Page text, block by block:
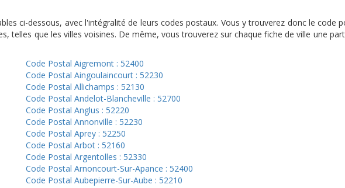
ci-dessous, avec l'intégralité de leurs codes postaux. Vous y trouverez donc le code
telles que les villes voisines. De même, vous trouverez sur chaque fiche de ville une
Code Postal Aigremont : 52400
Code Postal Aingoulaincourt : 52230
Code Postal Allichamps : 52130
Code Postal Andelot-Blancheville : 52700
Code Postal Anglus : 52220
Code Postal Annonville : 52230
Code Postal Aprey : 52250
Code Postal Arbot : 52160
Code Postal Argentolles : 52330
Code Postal Arnoncourt-Sur-Apance : 52400
Code Postal Aubepierre-Sur-Aube : 52210